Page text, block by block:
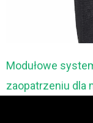
Modułowe
zaopatrzeniu dla